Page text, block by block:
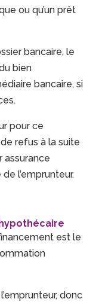
ou qu’un prêt
bancaire, le
bien
bancaire, si
pour ce
refus à la suite
assurance
l’emprunteur.
est le
donc